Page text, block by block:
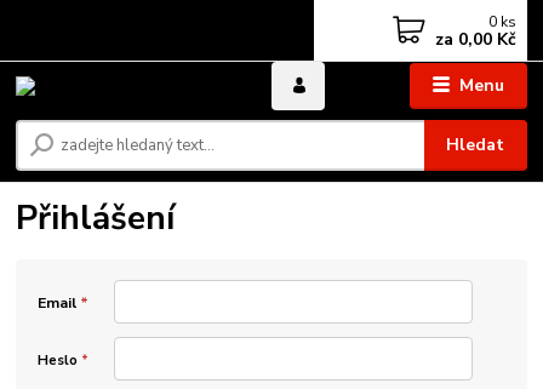
Menu
Hledat
0 ks
za 0,00 Kč
Přihlášení
Email *
Heslo *